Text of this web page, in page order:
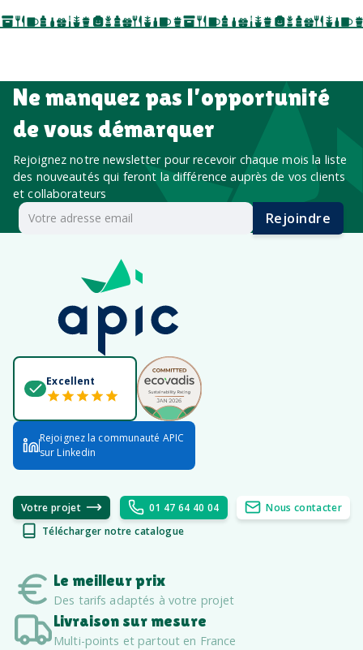
salon professionnel
Ne manquez pas l’opportunité
de vous démarquer
Rejoignez notre newsletter pour recevoir chaque mois la liste
des nouveautés qui feront la différence auprès de vos clients
et collaborateurs
Rejoindre
Excellent
Rejoignez la communauté APIC
sur Linkedin
Votre projet 01 47 64 40 04
Nous contacter
Télécharger notre catalogue
Le meilleur prix
Des tarifs adaptés à votre projet
Livraison sur mesure
Multi-points et partout en France